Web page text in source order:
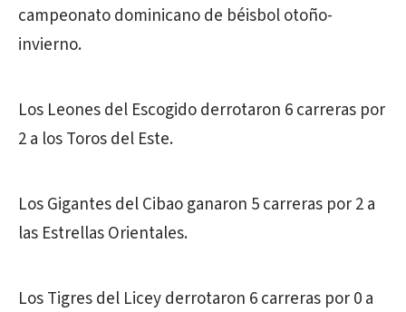
campeonato dominicano de béisbol otoño-
invierno.
Los Leones del Escogido derrotaron 6 carreras por
2 a los Toros del Este.
Los Gigantes del Cibao ganaron 5 carreras por 2 a
las Estrellas Orientales.
Los Tigres del Licey derrotaron 6 carreras por 0 a